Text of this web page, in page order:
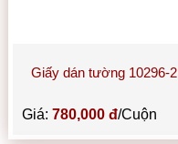
Giấy dán tường 10296-2
Giá:780,000 đ/Cuộn